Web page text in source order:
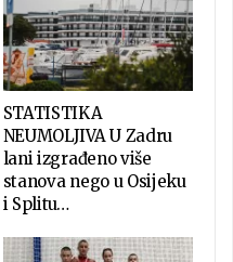
STATISTIKA
NEUMOLJIVA U Zadru
lani izgrađeno više
stanova nego u Osijeku
i Splitu…